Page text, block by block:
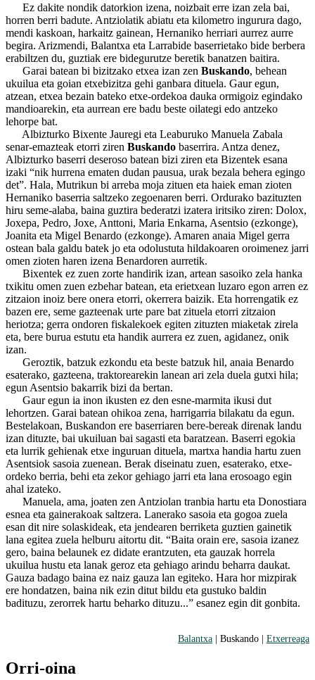
Ez dakite nondik datorkion izena, noizbait erre izan zela bai,
horren berri badute. Antziolatik abiatu eta kilometro ingurura dago,
mendi kaskoan, harkaitz gainean, Hernaniko herriari aurrez aurre
begira. Arizmendi, Balantxa eta Larrabide baserrietako bide berbera
erabiltzen du, guztiak ere bidegurutze beretik banatzen baitira.
Garai batean bi bizitzako etxea izan zen Buskando, behean
ukuilua eta goian etxebizitza gehi ganbara dituela. Gaur egun,
atzean, etxea bezain bateko etxe-ordekoa dauka ormigoiz egindako
mandioarekin, eta aurrean ere badu beste oilategi edo antzeko
lehorpe bat.
Albizturko Bixente Jauregi eta Leaburuko Manuela Zabala
senar-emazteak etorri ziren Buskando baserrira. Antza denez,
Albizturko baserri deseroso batean bizi ziren eta Bizentek esana
izaki “nik hurrena ematen dudan pausua, urak bezala behera egingo
det”. Hala, Mutrikun bi arreba moja zituen eta haiek eman zioten
Hernaniko baserria saltzeko zegoenaren berri. Ordurako bazituzten
hiru seme-alaba, baina guztira bederatzi izatera iritsiko ziren: Dolox,
Joxepa, Pedro, Joxe, Anttoni, Maria Enkarna, Asentsio (ezkonge),
Joanita eta Migel Benardo (ezkonge). Amaren anaia Migel gerra
ostean bala galdu batek jo eta odolustuta hildakoaren oroimenez jarri
omen zioten haren izena Benardoren aurretik.
Bixentek ez zuen zorte handirik izan, artean sasoiko zela hanka
txikitu omen zuen ezbehar batean, eta erietxean luzaro egon arren ez
zitzaion inoiz bere onera etorri, okerrera baizik. Eta horrengatik ez
bazen ere, seme gazteenak urte pare bat zituela etorri zitzaion
heriotza; gerra ondoren fiskalekoek egiten zituzten miaketak zirela
eta, bere burua estutu eta handik aurrera ez zuen, agidanez, onik
izan.
Geroztik, batzuk ezkondu eta beste batzuk hil, anaia Benardo
esaterako, gazteena, traktorearekin lanean ari zela duela gutxi hila;
egun Asentsio bakarrik bizi da bertan.
Gaur egun ia inon ikusten ez den esne-marmita ikusi dut
lehortzen. Garai batean ohikoa zena, harrigarria bilakatu da egun.
Bestelakoan, Buskandon ere baserriaren bere-bereak direnak landu
izan dituzte, bai ukuiluan bai sagasti eta baratzean. Baserri egokia
eta lurrik gehienak etxe inguruan dituela, martxa handia hartu zuen
Asentsiok sasoia zuenean. Berak diseinatu zuen, esaterako, etxe-
ordeko berria, behi eta zekor gehiago jarri eta lana erosoago egin
ahal izateko.
Manuela, ama, joaten zen Antziolan tranbia hartu eta Donostiara
esnea eta gainerakoak saltzera. Lanerako sasoia eta gogoa zuela
esan dit nire solaskideak, eta jendearen berriketa guztien gainetik
lana egitea zuela helburu aitortu dit. “Baita orain ere, sasoia izanez
gero, baina belaunek ez didate erantzuten, eta gauzak horrela
ukuilua hustu eta lanak geroz eta gehiago arindu beharra daukat.
Gauza badago baina ez naiz gauza lan egiteko. Hara hor mizpirak
ere hondatzen, baina nik ezin ditut bildu eta gustuko baldin
badituzu, zerorrek hartu beharko dituzu...” esanez egin dit gonbita.
Balantxa | Buskando | Etxerreaga
Orri-oina